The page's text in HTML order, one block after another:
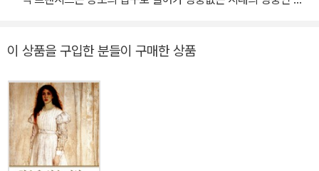
영국 옥스퍼드셔의 세인트메리교회 묘지에 안장되었다.
한다. 미워할 수 없는 거짓말에 능숙한 미스 마플은 주치의를 잘
구슬려서 자기에게는 휴가가 필요하며 그 목적에 알맞은 장소는 그웬
다가 사는 해변마을이라고 설득시킨다. 그리하여 도착한 마을에서 미
스 마플은 호기심 많고 수다스러운 노부인 역을 완벽히 연기하며 뜨
개무늬의 품평 따위를 하면서 정보를 수집하는데 미스 마플, 그녀야
말로 페이소스 넘치는 경탄할 만하며 명쾌한 이 시대의 사건 해결사
이 상품을 구입한 분들이 구매한 상품